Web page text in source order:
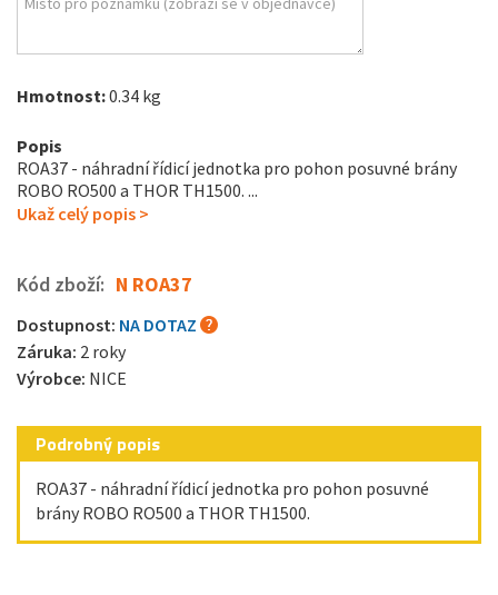
Hmotnost:0.34 kg
Popis
ROA37 - náhradní řídicí jednotka pro pohon posuvné brány
ROBO RO500 a THOR TH1500 . ...
Ukaž celý popis >
Kód zboží: N ROA37
Dostupnost: NA DOTAZ
Záruka: 2 roky
Výrobce: NICE
Podrobný popis
ROA37 - náhradní řídicí jednotka pro pohon posuvné
brány ROBO RO500 a THOR TH1500 .